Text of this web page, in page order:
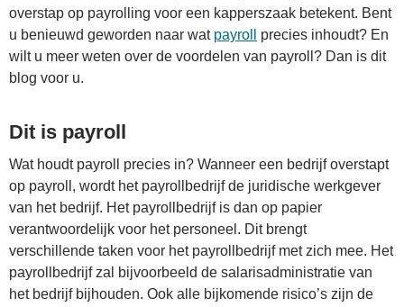
overstap op payrolling voor een kapperszaak betekent. Bent
u benieuwd geworden naar wat payroll
precies inhoudt? En
wilt u meer weten over de voordelen van payroll? Dan is dit
blog voor u.
Dit is payroll
Wat houdt payroll precies in? Wanneer een bedrijf overstapt
op payroll, wordt het payrollbedrijf de juridische werkgever
van het bedrijf. Het payrollbedrijf is dan op papier
verantwoordelijk voor het personeel. Dit brengt
verschillende taken voor het payrollbedrijf met zich mee. Het
payrollbedrijf zal bijvoorbeeld de salarisadministratie van
het bedrijf bijhouden. Ook alle bijkomende risico’s zijn de